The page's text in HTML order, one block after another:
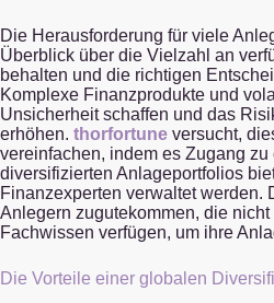
Die Herausforderung für viele
Überblick über die Vielzahl an
behalten und die richtigen
Komplexe Finanzprodukte und
Unsicherheit schaffen und das
erhöhen. thorfortune versucht,
vereinfachen, indem es Zugang
diversifizierten Anlageportfolios
Finanzexperten verwaltet werden.
Anlegern zugutekommen, die
Fachwissen verfügen, um ihre
Die Vorteile einer globalen